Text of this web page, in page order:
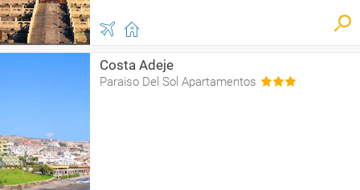
Costa Adeje
Paraiso Del Sol Apartamentos